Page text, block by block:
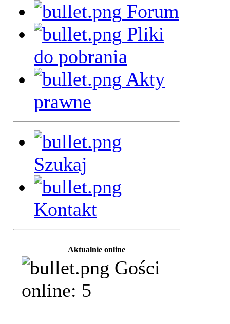
Forum
Pliki
do pobrania
Akty
prawne
Szukaj
Kontakt
Aktualnie online
Gości
online: 5